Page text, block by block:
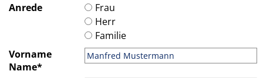
Anrede
Frau
Herr
Familie
Vorname
Name*